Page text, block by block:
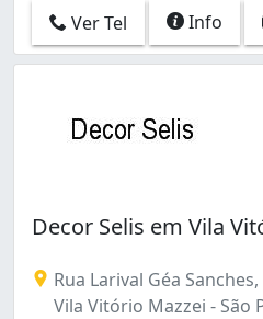
Ver Tel Info
Decor Selis em Vila
Rua Larival Géa
Vila Vitório Mazzei - São